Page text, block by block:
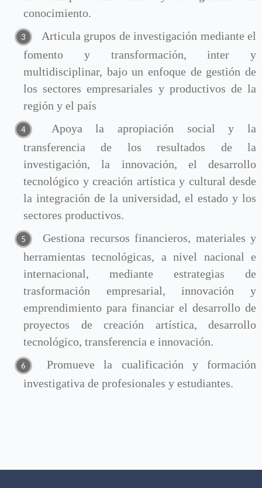
conocimiento.
Articula grupos de investigación mediante el
fomento y transformación, inter y
multidisciplinar, bajo un enfoque de gestión de
los sectores empresariales y productivos de la
región y el país
Apoya la apropiación social y la
transferencia de los resultados de la
investigación, la innovación, el desarrollo
tecnológico y creación artística y cultural desde
la integración de la universidad, el estado y los
sectores productivos.
Gestiona recursos financieros, materiales y
herramientas tecnológicas, a nivel nacional e
internacional, mediante estrategias de
trasformación empresarial, innovación y
emprendimiento para financiar el desarrollo de
proyectos de creación artística, desarrollo
tecnológico, transferencia e innovación.
Promueve la cualificación y formación
investigativa de profesionales y estudiantes.